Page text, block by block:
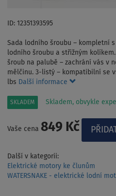
ID: 12351393595
Sada lodního šroubu – kompletní
lodního šroubu a střižným
šroub na palubě – zachrání vás v
mělčinu. 3-listý – kompatibilní se
lbs Další informace
SKLADEM Skladem, obvykle
Vaše cena 849 Kč
Další v kategorii:
Elektrické motory ke člunům
WATERSNAKE - elektrické lodní